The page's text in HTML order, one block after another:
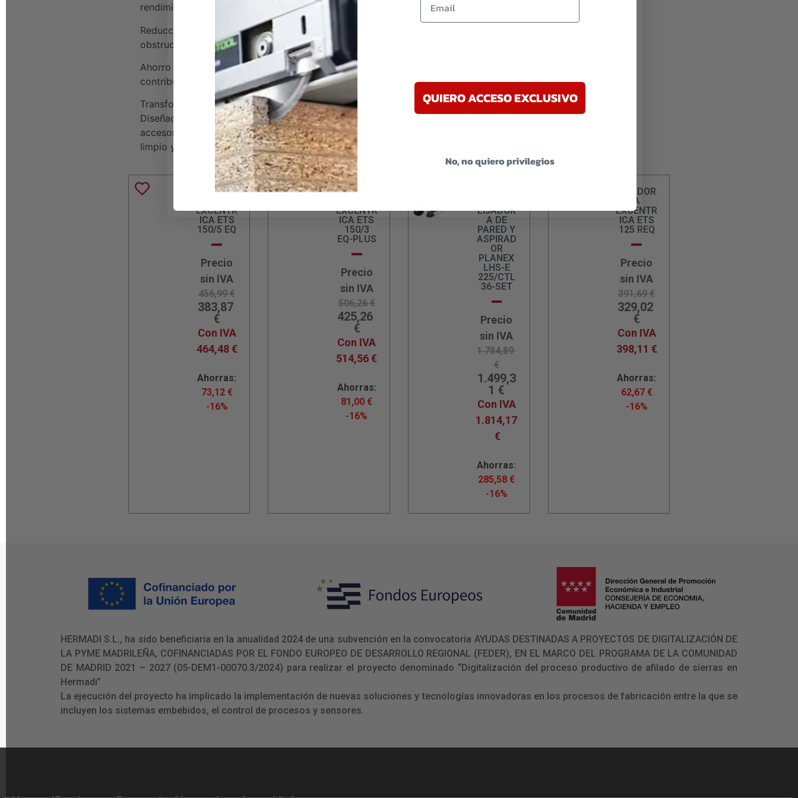
rendimiento del sistema de aspiración y mantiene un flujo de aire constante.
Reducción de Mantenimiento: Minimiza el mantenimiento necesario para tu aspirador y reduce el riesgo de
obstrucciones, asegurando un funcionamiento más continuo y eficiente.
Ahorro a Largo Plazo: La prolongación de la vida útil del filtro y la reducción de los costos de mantenimiento
contribuyen a un ahorro significativo a lo largo del tiempo.
Transforma la gestión del polvo en tu espacio de trabajo con el Separador de Polvo Previo Festool CT-VA-20.
Diseñado para proporcionar una protección eficaz y mejorar la eficiencia de tu sistema de aspiración, este
accesorio es esencial para mantener tu equipo en excelentes condiciones y garantizar un entorno de trabajo
limpio y saludable.
LIJADOR
EXCENTR
ICA ETS
150/5 EQ
Precio
sin IVA
456,99€
383,87
€
Con IVA
464,48€
Ahorras:
73,12 €
-16%
LIJADOR
EXCENTR
ICA ETS
150/3
EQ-PLUS
Precio
sin IVA
506,26€
425,26
€
Con IVA
514,56€
Ahorras:
81,00€
-16%
LIJADOR
A DE
PARED Y
ASPIRAD
OR
PLANEX
LHS-E
225/CTL
36-SET
Precio
sin IVA
1.784,89
€
1.499,3
1 €
Con IVA
1.814,17
€
Ahorras:
285,58€
-16%
LIJADOR
A
EXCENTR
ICA ETS
125 REQ
Precio
sin IVA
391,69€
329,02
€
Con IVA
398,11 €
Ahorras:
62,67 €
-16%
HERMADI S.L., ha sido beneficiaria en la anualidad 2024 de una subvención en la convocatoria AYUDAS DESTINADAS A PROYECTOS DE DIGITALIZACIÓN DE
LA PYME MADRILEÑA, COFINANCIADAS POR EL FONDO EUROPEO DE DESARROLLO REGIONAL (FEDER), EN EL MARCO DEL PROGRAMA DE LA COMUNIDAD
DE MADRID 2021 – 2027 (05-DEM1-00070.3/2024) para realizar el proyecto denominado “Digitalización del proceso productivo de afilado de sierras en
Hermadi”
La ejecución del proyecto ha implicado la implementación de nuevas soluciones y tecnologías innovadoras en los procesos de fabricación entre la que se
incluyen los sistemas embebidos, el control de procesos y sensores.
QUIERO ACCESO EXCLUSIVO
No, no quiero privilegios